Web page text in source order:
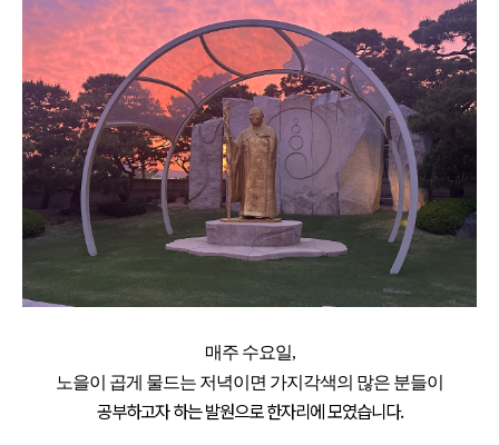
매주 수요일,
노을이 곱게 물드는 저녁이면 가지각색의 많은 분들이
공부하고자 하는 발원으로 한자리에 모였습니다.